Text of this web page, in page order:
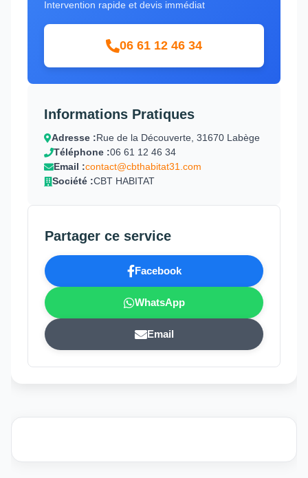
Intervention rapide et devis immédiat
06 61 12 46 34
Informations Pratiques
Adresse :Rue de la Découverte, 31670 Labège
Téléphone :06 61 12 46 34
Email :contact@cbthabitat31.com
Société :CBT HABITAT
Partager ce service
Facebook
WhatsApp
Email